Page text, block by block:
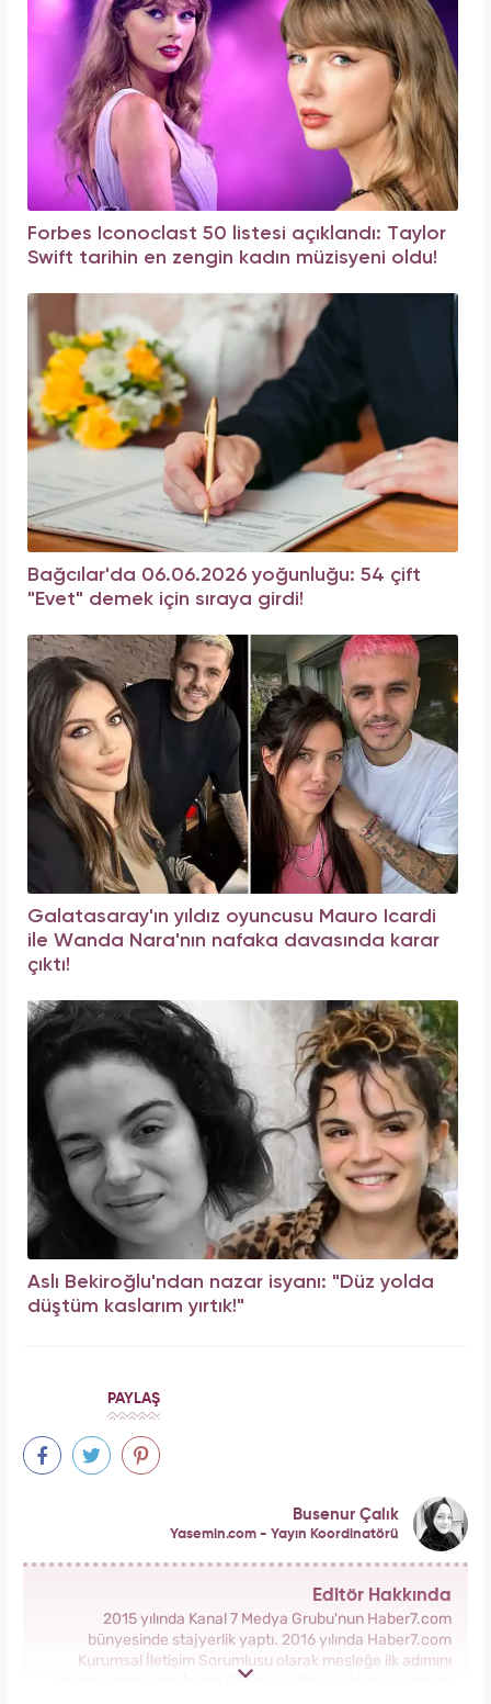
Forbes Iconoclast 50 listesi açıklandı: Taylor
Swift tarihin en zengin kadın müzisyeni oldu!
Bağcılar'da 06.06.2026 yoğunluğu: 54 çift
"Evet" demek için sıraya girdi!
Galatasaray'ın yıldız oyuncusu Mauro Icardi
ile Wanda Nara'nın nafaka davasında karar
çıktı!
Aslı Bekiroğlu'ndan nazar isyanı: "Düz yolda
düştüm kaslarım yırtık!"
PAYLAŞ
Busenur Çalık
Yasemin.com - Yayın Koordinatörü
Editör Hakkında
2015 yılında Kanal 7 Medya Grubu'nun Haber7.com
bünyesinde stajyerlik yaptı. 2016 yılında Haber7.com
Kurumsal İletişim Sorumlusu olarak mesleğe ilk adımını
atarak sonrasında İçerik Editörü ve Sosyal Medya Uzmanı